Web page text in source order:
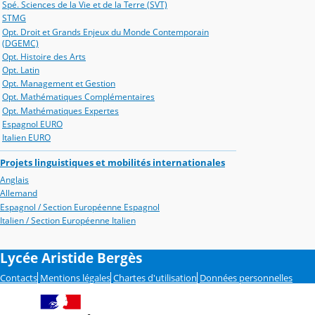
Spé. Sciences de la Vie et de la Terre (SVT)
STMG
Opt. Droit et Grands Enjeux du Monde Contemporain
(DGEMC)
Opt. Histoire des Arts
Opt. Latin
Opt. Management et Gestion
Opt. Mathématiques Complémentaires
Opt. Mathématiques Expertes
Espagnol EURO
Italien EURO
Projets linguistiques et mobilités internationales
Anglais
Allemand
Espagnol / Section Européenne Espagnol
Italien / Section Européenne Italien
Lycée Aristide Bergès
Contacts Mentions légales Chartes d'utilisation Données personnelles